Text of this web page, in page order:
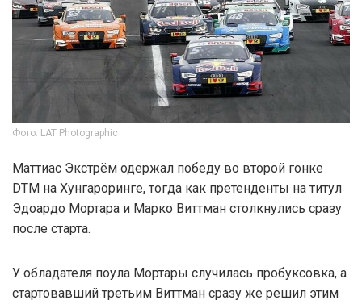
Фото: LAT Photographic
Маттиас Экстрём одержал победу во второй гонке
DTM на Хунгароринге, тогда как претенденты на титул
Эдоардо Мортара и Марко Виттман столкнулись сразу
после старта.
У обладателя поула Мортары случилась пробуксовка, а
стартовавший третьим Виттман сразу же решил этим